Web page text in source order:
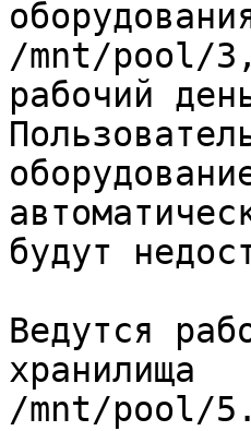
/mnt/pool/
рабочий
будут
Ведутся
хранилища
/mnt/pool/5.